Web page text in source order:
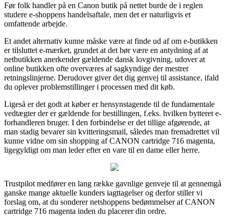
Før folk handler på en Canon butik på nettet burde de i reglen
studere e-shoppens handelsaftale, men det er naturligvis et
omfattende arbejde.
Et andet alternativ kunne måske være at finde ud af om e-butikken
er tilsluttet e-mærket, grundet at det bør være en antydning af at
netbutikken anerkender gældende dansk lovgivning, udover at
online butikken ofte overværes af sagkyndige der mestrer
retningslinjerne. Derudover giver det dig genvej til assistance, ifald
du oplever problemstillinger i processen med dit køb.
Ligeså er det godt at køber er hensynstagende til de fundamentale
vedtægter der er gældende for bestillingen, f.eks. hvilken bytteret e-
forhandleren bruger. I den forbindelse er det tillige afgørende, at
man stadig bevarer sin kvitteringsmail, således man fremadrettet vil
kunne vidne om sin shopping af CANON cartridge 716 magenta,
ligegyldigt om man leder efter en vare til en dame eller herre.
Trustpilot medfører en lang række gavnlige genveje til at gennemgå
ganske mange aktuelle kunders iagttagelser og derfor stiller vi
forslag om, at du sonderer netshoppens bedømmelser af CANON
cartridge 716 magenta inden du placerer din ordre.